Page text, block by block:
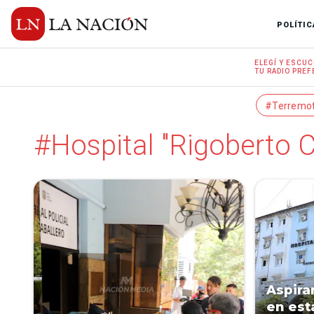
ELEGÍ Y
TU RADIO
#Hospital "Rigoberto
en